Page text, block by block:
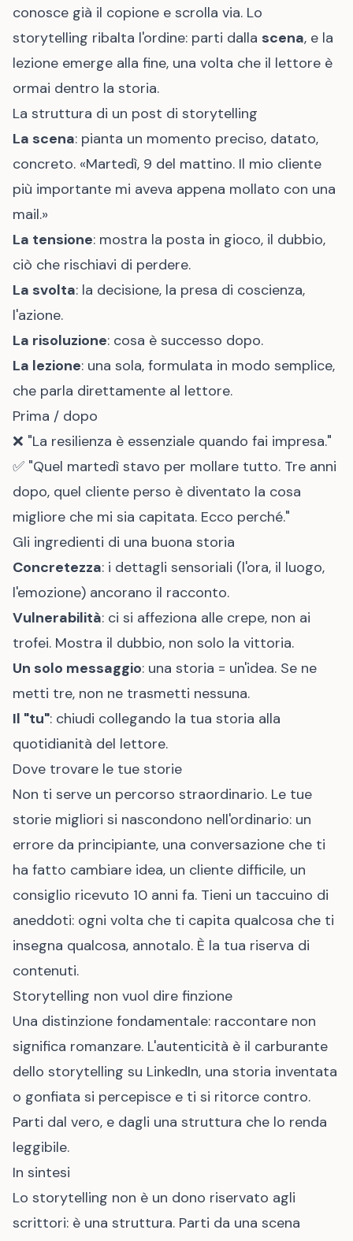
conosce già il copione e scrolla via. Lo
storytelling ribalta l'ordine: parti dalla scena, e la
lezione emerge alla fine, una volta che il lettore è
ormai dentro la storia.
La struttura di un post di storytelling
La scena: pianta un momento preciso, datato,
concreto. «Martedì, 9 del mattino. Il mio cliente
più importante mi aveva appena mollato con una
mail.»
La tensione: mostra la posta in gioco, il dubbio,
ciò che rischiavi di perdere.
La svolta: la decisione, la presa di coscienza,
l'azione.
La risoluzione: cosa è successo dopo.
La lezione: una sola, formulata in modo semplice,
che parla direttamente al lettore.
Prima / dopo
❌ "La resilienza è essenziale quando fai impresa."
✅ "Quel martedì stavo per mollare tutto. Tre anni
dopo, quel cliente perso è diventato la cosa
migliore che mi sia capitata. Ecco perché."
Gli ingredienti di una buona storia
Concretezza: i dettagli sensoriali (l'ora, il luogo,
l'emozione) ancorano il racconto.
Vulnerabilità: ci si affeziona alle crepe, non ai
trofei. Mostra il dubbio, non solo la vittoria.
Un solo messaggio: una storia = un'idea. Se ne
metti tre, non ne trasmetti nessuna.
Il "tu": chiudi collegando la tua storia alla
quotidianità del lettore.
Dove trovare le tue storie
Non ti serve un percorso straordinario. Le tue
storie migliori si nascondono nell'ordinario: un
errore da principiante, una conversazione che ti
ha fatto cambiare idea, un cliente difficile, un
consiglio ricevuto 10 anni fa. Tieni un taccuino di
aneddoti: ogni volta che ti capita qualcosa che ti
insegna qualcosa, annotalo. È la tua riserva di
contenuti.
Storytelling non vuol dire finzione
Una distinzione fondamentale: raccontare non
significa romanzare. L'autenticità è il carburante
dello storytelling su LinkedIn, una storia inventata
o gonfiata si percepisce e ti si ritorce contro.
Parti dal vero, e dagli una struttura che lo renda
leggibile.
In sintesi
Lo storytelling non è un dono riservato agli
scrittori: è una struttura. Parti da una scena